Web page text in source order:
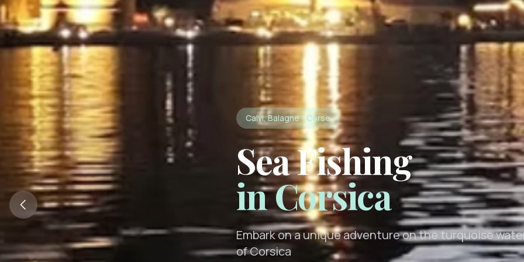
Calvi, Balagne - Corse
Sea Fishing
in Corsica
Embark on a unique adventure on the turquoise
of Corsica